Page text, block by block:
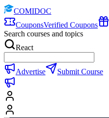
COMIDOC
CouponsVerified Coupons
Search courses and topics
React
Advertise Submit Course